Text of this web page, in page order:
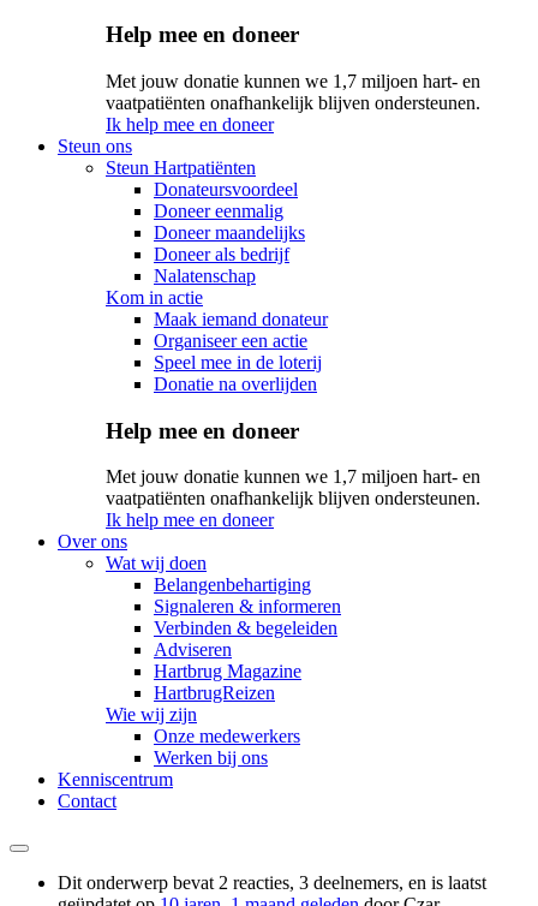
Help mee en doneer
Met jouw donatie kunnen we 1,7 miljoen hart- en
vaatpatiënten onafhankelijk blijven ondersteunen.
Ik help mee en doneer
Steun ons
Steun Hartpatiënten
Donateursvoordeel
Doneer eenmalig
Doneer maandelijks
Doneer als bedrijf
Nalatenschap
Kom in actie
Maak iemand donateur
Organiseer een actie
Speel mee in de loterij
Donatie na overlijden
Help mee en doneer
Met jouw donatie kunnen we 1,7 miljoen hart- en
vaatpatiënten onafhankelijk blijven ondersteunen.
Ik help mee en doneer
Over ons
Wat wij doen
Belangenbehartiging
Signaleren & informeren
Verbinden & begeleiden
Adviseren
Hartbrug Magazine
HartbrugReizen
Wie wij zijn
Onze medewerkers
Werken bij ons
Kenniscentrum
Contact
Dit onderwerp bevat 2 reacties, 3 deelnemers, en is laatst